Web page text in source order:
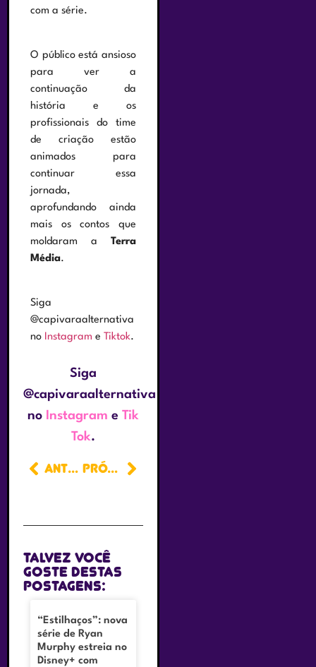
com a série.
O público está ansioso
para ver a
continuação da
história e os
profissionais do time
de criação estão
animados para
continuar essa
jornada,
aprofundando ainda
mais os contos que
moldaram a Terra
Média.
Siga
@capivaraalternativa
no Instagram e Tiktok.
Siga
@capivaraalternativa
no Instagram e Tik
Tok.
ANTERIOR PRÓXIMO
Talvez você
goste destas
postagens:
“Estilhaços”: nova
série de Ryan
Murphy estreia no
Disney+ com